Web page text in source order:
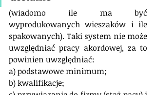
(wiadomo ile ma być
wyprodukowanych wieszaków i ile
spakowanych). Taki system nie może
uwzględniać pracy akordowej, za to
powinien uwzględniać:
a) podstawowe minimum;
b) kwalifikacje;